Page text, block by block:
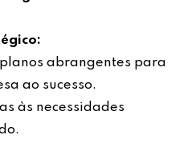
abrangentes para
ao sucesso.
às necessidades